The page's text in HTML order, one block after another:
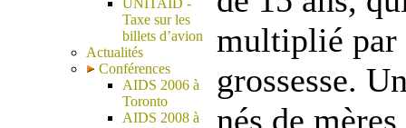
UNITAID -
Taxe sur les
billets d’avion
Actualités
Conférences
AIDS 2006 à
Toronto
AIDS 2008 à
multiplié par
grossesse.
nés de